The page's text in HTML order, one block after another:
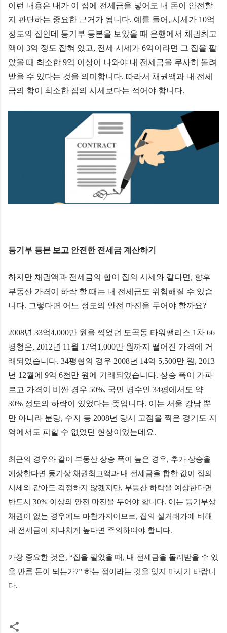
이런 내용은 내가 이 집에 전세금을 넣어도 내 돈이 안전할
지 판단하는 중요한 근거가 됩니다. 예를 들어, 시세가 10억
정도의 집인데 등기부 등본을 보았을 때 은행에서 채권최고
액이 3억 정도 잡혀 있고, 전세 시세가 6억이라면 그 집을 팔
았을 때 최소한 9억 이상이 나와야 내 전세금을 무사히 돌려
받을 수 있다는 것을 의미합니다. 따라서 채권액과 내 전세
금의 합이 최소한 집의 시세보다는 적어야 합니다.
등기부 등본 보고 안전한 전세금 계산하기
하지만 채권액과 전세금의 합이 집의 시세와 같다면, 향후
부동산 가격이 하락 할 때는 내 전세금도 위험해질 수 있습
니다. 그렇다면 어느 정도의 안전 마진을 두어야 할까요?
2008년 33억4,000만 원을 찍었던 도곡동 타워팰리스 1차 66
평형은, 2012년 11월 17억1,000만 원까지 떨어진 가격에 거
래되었습니다. 34평형의 경우 2008년 14억 5,500만 원, 2013
년 12월에 9억 6천만 원에 거래되었습니다. 상승 폭이 가파
르고 가격이 비싼 경우 50%, 국민 평수인 34평에서도 약
30% 정도의 하락이 있었다는 뜻입니다. 이는 서울 강남 뿐
만 아니라 분당, 수지 등 2008년 당시 고점을 찍은 경기도 지
역에서도 피할 수 없었던 현상이었는데요.
최근의 경우와 같이 부동산 상승 폭이 높은 경우, 추가 상승을
예상한다면 등기상 채권최고액과 내 전세금을 합한 값이 집의
시세와 같아도 걱정하지 않겠지만, 부동산 하락을 예상한다면
반드시 30% 이상의 안전 마진을 두어야 합니다. 이는 등기부상
채권이 없는 경우에도 마찬가지이므로, 집의 실거래가에 비해
내 전세금이 지나치게 높다면 주의하여야 합니다.
가장 중요한 것은, “집을 팔았을 때, 내 전세금을 돌려받을 수 있
을 만큼 돈이 되는가?” 하는 점이라는 것을 잊지 마시기 바랍니
다.